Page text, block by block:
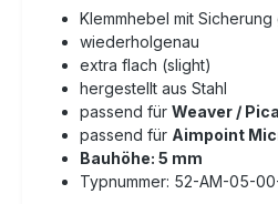
Klemmhebel mit
wiederholgenau
extra flach (slight)
hergestellt aus Stahl
passend für Weaver /
passend für Aimpoint
Bauhöhe: 5 mm
Typnummer: 52-AM-05-